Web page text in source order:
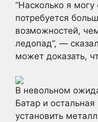
“Насколько я могу
потребуется
возможностей,
ледопад”, —
может доказать,
В невольном
Батар и
установить